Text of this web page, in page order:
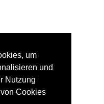
um
und
Nutzung
Cookies